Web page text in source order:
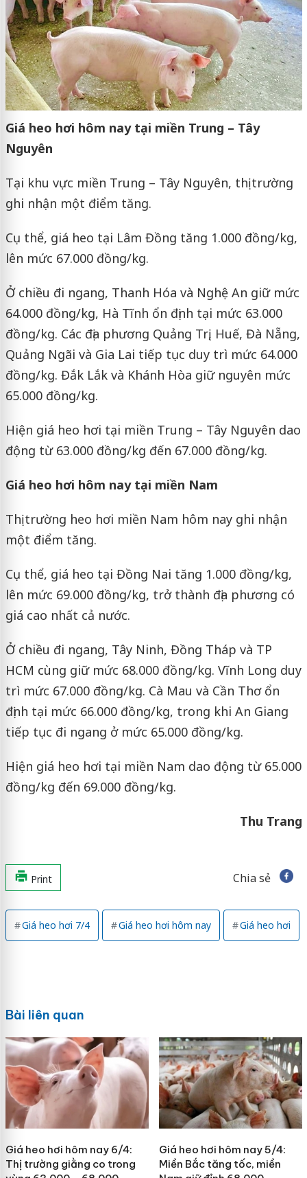
Giá heo hơi hôm nay tại miền Trung – Tây
Nguyên
Tại khu vực miền Trung – Tây Nguyên, thị trường
ghi nhận một điểm tăng.
Cụ thể, giá heo tại Lâm Đồng tăng 1.000 đồng/kg,
lên mức 67.000 đồng/kg.
Ở chiều đi ngang, Thanh Hóa và Nghệ An giữ mức
64.000 đồng/kg, Hà Tĩnh ổn định tại mức 63.000
đồng/kg. Các địa phương Quảng Trị, Huế, Đà Nẵng,
Quảng Ngãi và Gia Lai tiếp tục duy trì mức 64.000
đồng/kg. Đắk Lắk và Khánh Hòa giữ nguyên mức
65.000 đồng/kg.
Hiện giá heo hơi tại miền Trung – Tây Nguyên dao
động từ 63.000 đồng/kg đến 67.000 đồng/kg.
Giá heo hơi hôm nay tại miền Nam
Thị trường heo hơi miền Nam hôm nay ghi nhận
một điểm tăng.
Cụ thể, giá heo tại Đồng Nai tăng 1.000 đồng/kg,
lên mức 69.000 đồng/kg, trở thành địa phương có
giá cao nhất cả nước.
Ở chiều đi ngang, Tây Ninh, Đồng Tháp và TP
HCM cùng giữ mức 68.000 đồng/kg. Vĩnh Long duy
trì mức 67.000 đồng/kg. Cà Mau và Cần Thơ ổn
định tại mức 66.000 đồng/kg, trong khi An Giang
tiếp tục đi ngang ở mức 65.000 đồng/kg.
Hiện giá heo hơi tại miền Nam dao động từ 65.000
đồng/kg đến 69.000 đồng/kg.
Thu Trang
Print Chia sẻ
Giá heo hơi 7/4 Giá heo hơi hôm nay Giá heo hơi
Bài liên quan
Giá heo hơi hôm nay 6/4:
Thị trường giằng co trong
Giá heo hơi hôm nay 5/4:
Miền Bắc tăng tốc, miền